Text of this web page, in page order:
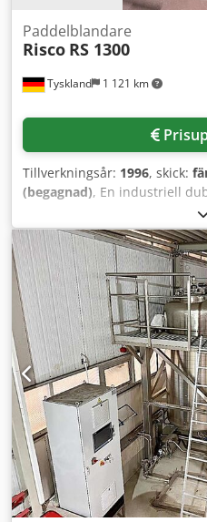
Tyskland 1 121 km
Paddelblandare
Risco RS 1300
Tillverkningsår: 1996, skick:
(begagnad), En industriell
från Risco, tidigare använd
tillgänglig. Blandaraxlar: 2,
1300 liter, maximal
15 kW, homogenitet: nästan
ca 2600 mm/1300 mm/1500
Inkluderar en lyft- och
finns. Besiktning på plats är
Hpjzock